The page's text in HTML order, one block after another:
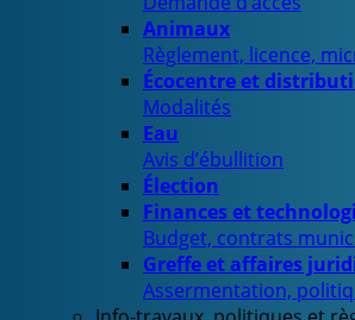
Animaux
Règlement, licence,
Écocentre et
Modalités
Eau
Avis d’ébullition
Élection
Finances et
Budget, contrats
Greffe et affaires
Assermentation,